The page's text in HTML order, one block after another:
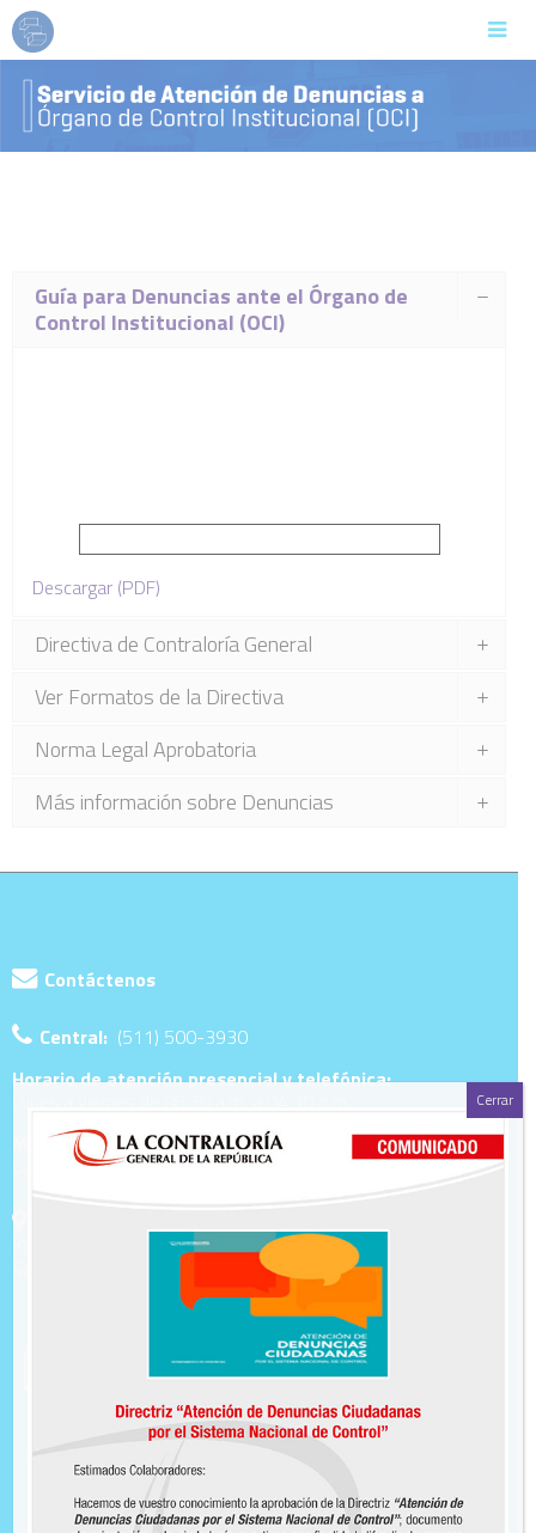
Guía para Denuncias ante el Órgano de
Control Institucional (OCI)
Descargar (PDF)
Directiva de Contraloría General
Ver Formatos de la Directiva
Norma Legal Aprobatoria
Más información sobre Denuncias
Contáctenos
Central: (511) 500-3930
Horario de atención presencial y telefónica:
Mesa de partes:
Lunes a viernes de 08:30 a.m. a 04:30 p.m.
(Cruce Av. Benavides y Av. Caminos del Inca)
Cerrar